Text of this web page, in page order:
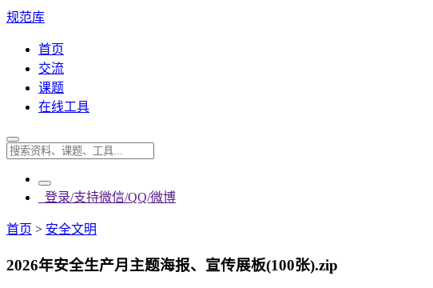
规范库
首页
交流
课题
在线工具
登录/支持微信/QQ/微博
首页 > 安全文明
2026年安全生产月主题海报、宣传展板(100张).zip